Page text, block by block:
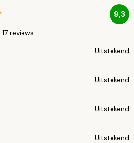
9,3
reviews.
Uitstekend
Uitstekend
Uitstekend
Uitstekend